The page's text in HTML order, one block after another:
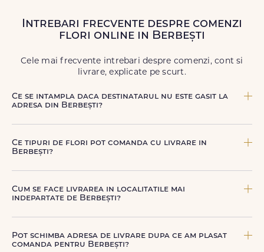
Livrăm buchete de florichiar și în weekend, pentru ca tu
să poți adresa un gest frumos atunci când ai nevoie.
Intrebari frecvente despre comenzi
flori online in Berbești
Cele mai frecvente intrebari despre comenzi, cont si
livrare, explicate pe scurt.
Ce se intampla daca destinatarul nu este gasit la
adresa din Berbești?
numarul de telefon oferit. Daca nu poate preda comanda,
te contactam pentru o solutie rapida (reprogramare sau
Ce tipuri de flori pot comanda cu livrare in
Berbești?
aniversari, onomastici, sarbatori, evenimente speciale sau
gesturi spontane, toate create din flori naturale proaspete.
Cum se face livrarea in localitatile mai
indepartate de Berbești?
nostri dedicati sau ai optiunea de livrare la cutie, prin
firma de curierat, cu un cost mai avantajos si ambalare
Pot schimba adresa de livrare dupa ce am plasat
comanda pentru Berbești?